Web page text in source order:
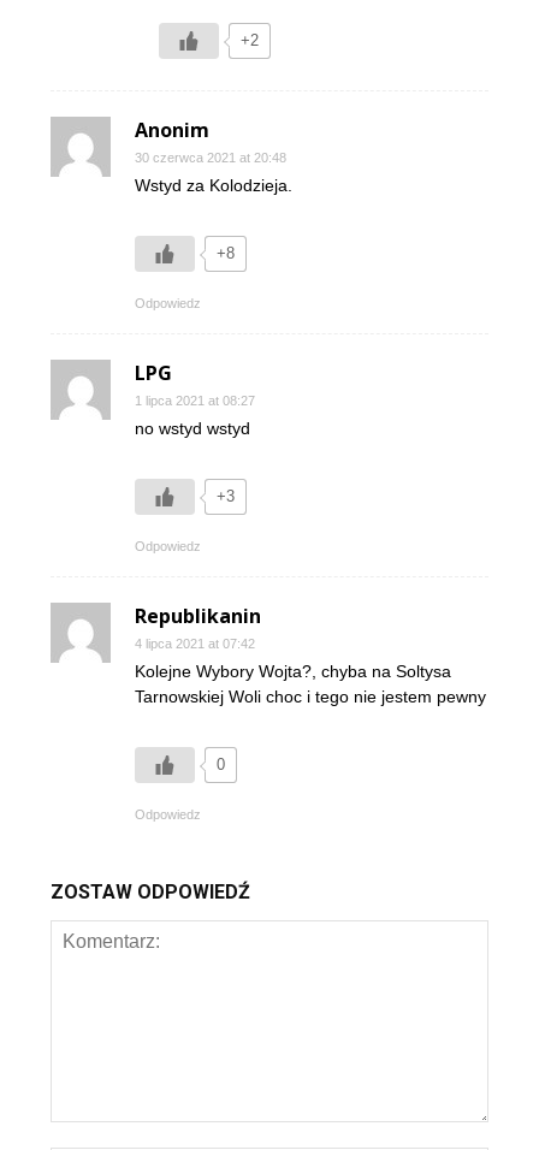
+2
Anonim
30 czerwca 2021 at 20:48
Wstyd za Kolodzieja.
+8
Odpowiedz
LPG
1 lipca 2021 at 08:27
no wstyd wstyd
+3
Odpowiedz
Republikanin
4 lipca 2021 at 07:42
Kolejne Wybory Wojta?, chyba na Soltysa
Tarnowskiej Woli choc i tego nie jestem pewny
0
Odpowiedz
ZOSTAW ODPOWIEDŹ